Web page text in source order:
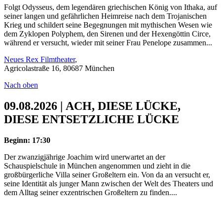
Folgt Odysseus, dem legendären griechischen König von Ithaka, auf
seiner langen und gefährlichen Heimreise nach dem Trojanischen
Krieg und schildert seine Begegnungen mit mythischen Wesen wie
dem Zyklopen Polyphem, den Sirenen und der Hexengöttin Circe,
während er versucht, wieder mit seiner Frau Penelope zusammen...
Neues Rex Filmtheater,
Agricolastraße 16, 80687 München
Nach oben
09.08.2026 | ACH, DIESE LÜCKE,
DIESE ENTSETZLICHE LÜCKE
Beginn: 17:30
Der zwanzigjährige Joachim wird unerwartet an der
Schauspielschule in München angenommen und zieht in die
großbürgerliche Villa seiner Großeltern ein. Von da an versucht er,
seine Identität als junger Mann zwischen der Welt des Theaters und
dem Alltag seiner exzentrischen Großeltern zu finden....